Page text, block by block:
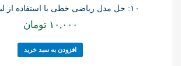
۱۰: حل مدل ریاضی خطی با استفاده از لینگو (Lingo)
۱۰,۰۰۰ تومان
افزودن به سبد خرید